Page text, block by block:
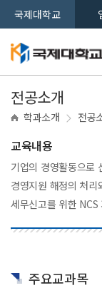
국제대학교
학과소개 전공
전공소개
교육내용
기업의 경영활동으로
경영지원 해정의 처
세무신고를 위한
주요교과목